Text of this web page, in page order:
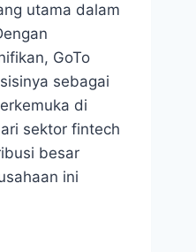
utama dalam
GoTo
sebagai
di
sektor fintech
besar
ini